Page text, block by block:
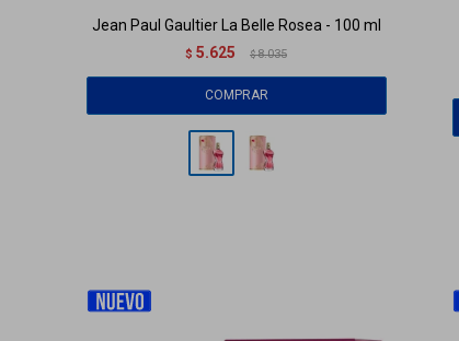
Jean Paul Gaultier La Belle Rosea - 100 ml
$ 5.625 $ 8.035